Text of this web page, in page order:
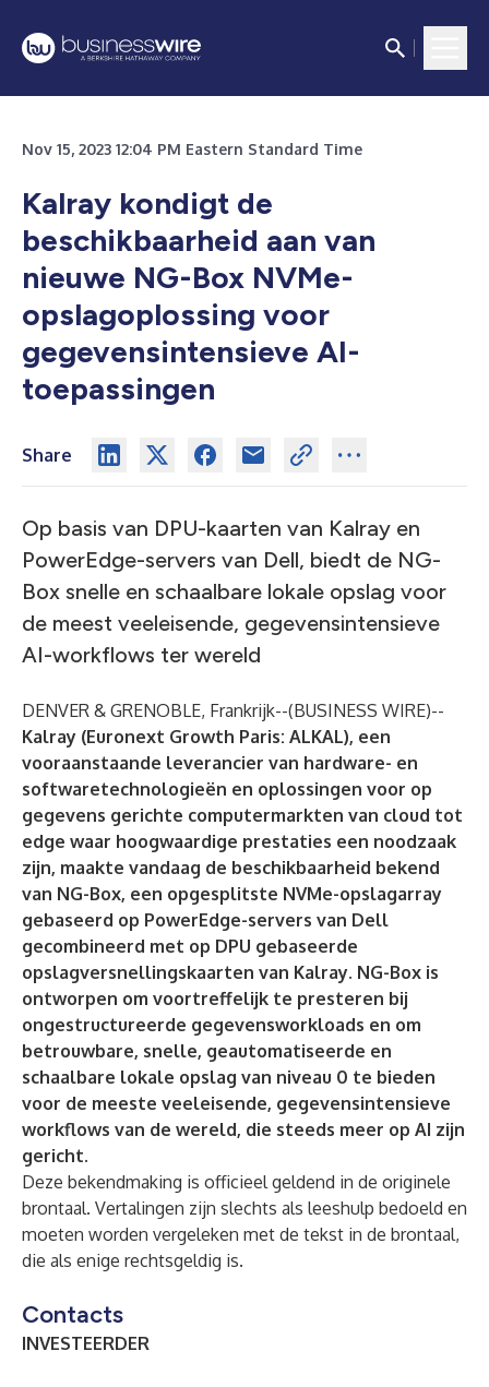
Nov 15, 2023 12:04 PM Eastern Standard Time
Kalray kondigt de
beschikbaarheid aan van
nieuwe NG-Box NVMe-
opslagoplossing voor
gegevensintensieve AI-
toepassingen
Share
Op basis van DPU-kaarten van Kalray en
PowerEdge-servers van Dell, biedt de NG-
Box snelle en schaalbare lokale opslag voor
de meest veeleisende, gegevensintensieve
AI-workflows ter wereld
DENVER & GRENOBLE, Frankrijk--(BUSINESS WIRE)--
Kalray (Euronext Growth Paris: ALKAL), een
vooraanstaande leverancier van hardware- en
softwaretechnologieën en oplossingen voor op
gegevens gerichte computermarkten van cloud tot
edge waar hoogwaardige prestaties een noodzaak
zijn, maakte vandaag de beschikbaarheid bekend
van NG-Box, een opgesplitste NVMe-opslagarray
gebaseerd op PowerEdge-servers van Dell
gecombineerd met op DPU gebaseerde
opslagversnellingskaarten van Kalray. NG-Box is
ontworpen om voortreffelijk te presteren bij
ongestructureerde gegevensworkloads en om
betrouwbare, snelle, geautomatiseerde en
schaalbare lokale opslag van niveau 0 te bieden
voor de meeste veeleisende, gegevensintensieve
workflows van de wereld, die steeds meer op AI zijn
gericht.
Deze bekendmaking is officieel geldend in de originele
brontaal. Vertalingen zijn slechts als leeshulp bedoeld en
moeten worden vergeleken met de tekst in de brontaal,
die als enige rechtsgeldig is.
Contacts
INVESTEERDER